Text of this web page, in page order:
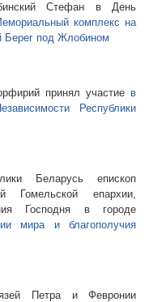
Стефан в День
комплекс на
Берег под Жлобином
принял участие в
Республики
Беларусь епископ
Гомельской епархии,
Господня в городе
мира и благополучия
Петра и Февронии